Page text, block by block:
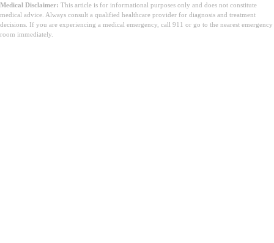
Medical Disclaimer: This article is for informational purposes only and does not constitute
medical advice. Always consult a qualified healthcare provider for diagnosis and treatment
decisions. If you are experiencing a medical emergency, call 911 or go to the nearest emergency
room immediately.